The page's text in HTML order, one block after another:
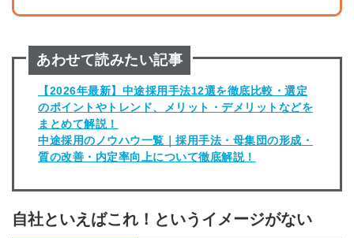
あわせて読みたい記事
【2026年最新】中途採用手法12選を徹底比較・選定
のポイントやトレンド、メリット・デメリットなどを
まとめて解説！
中途採用のノウハウ一覧｜採用手法・母集団の形成・
質の改善・内定率向上について徹底解説！
自社といえばこれ！というイメージがない